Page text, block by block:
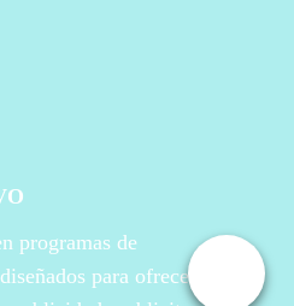
programas de
para ofrecer a